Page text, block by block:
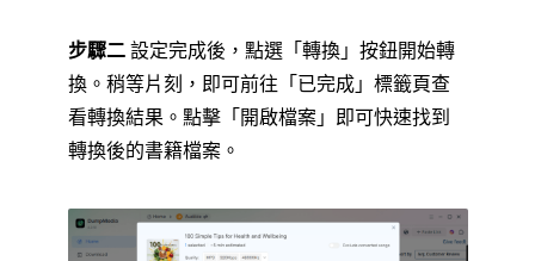
步驟二設定完成後，點選「轉換」按鈕開始轉
換。稍等片刻，即可前往「已完成」標籤頁查
看轉換結果。點擊「開啟檔案」即可快速找到
轉換後的書籍檔案。